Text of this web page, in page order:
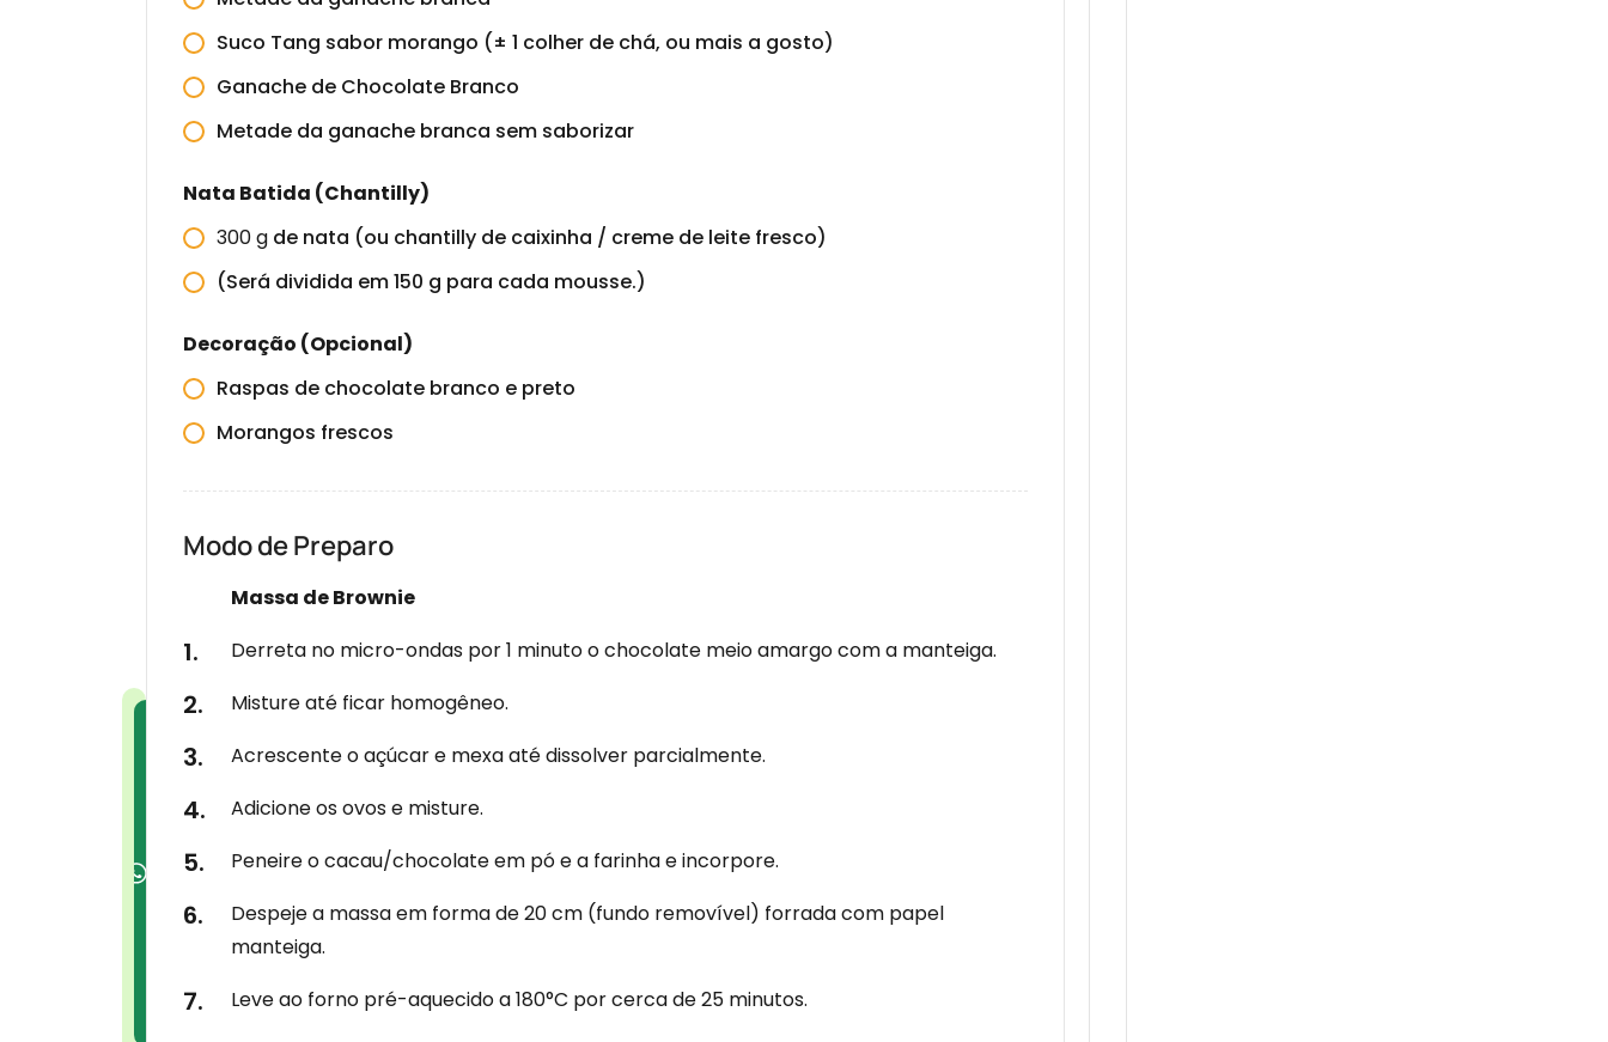
Suco Tang sabor morango (± 1 colher de chá, ou mais a gosto)
Ganache de Chocolate Branco
Metade da ganache branca sem saborizar
Nata Batida (Chantilly)
300g de nata (ou chantilly de caixinha / creme de leite fresco)
(Será dividida em 150 g para cada mousse.)
Decoração (Opcional)
Raspas de chocolate branco e preto
Morangos frescos
Modo de Preparo
Massa de Brownie
Derreta no micro-ondas por 1 minuto o chocolate meio amargo com a manteiga.
Misture até ficar homogêneo.
Acrescente o açúcar e mexa até dissolver parcialmente.
Adicione os ovos e misture.
Peneire o cacau/chocolate em pó e a farinha e incorpore.
Despeje a massa em forma de 20 cm (fundo removível) forrada com papel
manteiga.
Leve ao forno pré-aquecido a 180°C por cerca de 25 minutos.